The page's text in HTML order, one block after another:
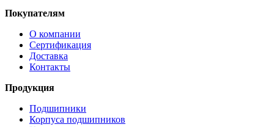
Покупателям
О компании
Сертификация
Доставка
Контакты
Продукция
Подшипники
Корпуса подшипников